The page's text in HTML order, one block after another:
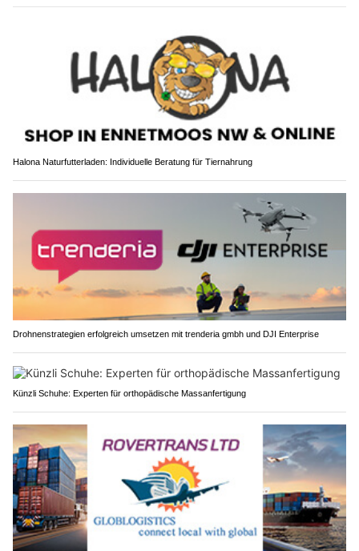
Halona Naturfutterladen: Individuelle Beratung für Tiernahrung
Drohnenstrategien erfolgreich umsetzen mit trenderia gmbh und DJI Enterprise
Künzli Schuhe: Experten für orthopädische Massanfertigung